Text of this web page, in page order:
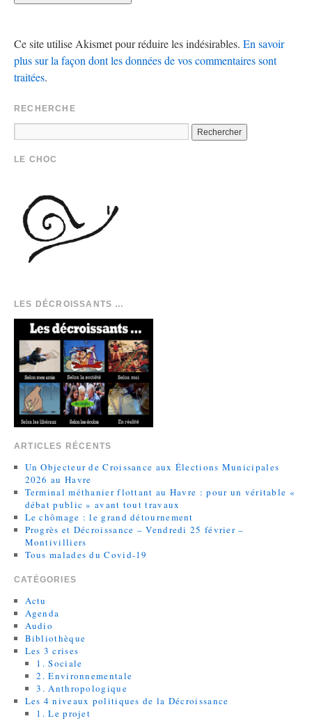
Ce site utilise Akismet pour réduire les indésirables. En savoir
plus sur la façon dont les données de vos commentaires sont
traitées.
RECHERCHE
LE CHOC
LES DÉCROISSANTS …
ARTICLES RÉCENTS
Un Objecteur de Croissance aux Élections Municipales
2026 au Havre
Terminal méthanier flottant au Havre : pour un véritable «
débat public » avant tout travaux
Le chômage : le grand détournement
Progrès et Décroissance – Vendredi 25 février –
Montivilliers
Tous malades du Covid-19
CATÉGORIES
Actu
Agenda
Audio
Bibliothèque
Les 3 crises
1. Sociale
2. Environnementale
3. Anthropologique
Les 4 niveaux politiques de la Décroissance
1. Le projet